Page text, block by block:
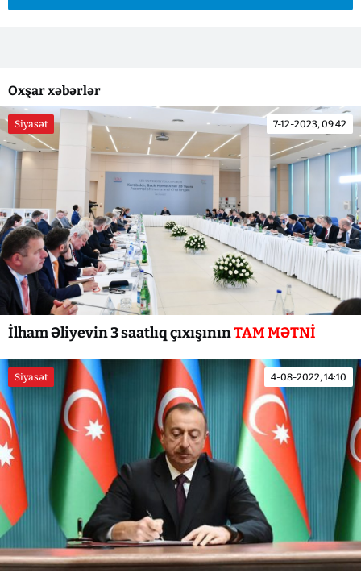
Oxşar xəbərlər
Siyasət 7-12-2023, 09:42
İlham Əliyevin 3 saatlıq çıxışınınTAM MƏTNİ
Siyasət 4-08-2022, 14:10